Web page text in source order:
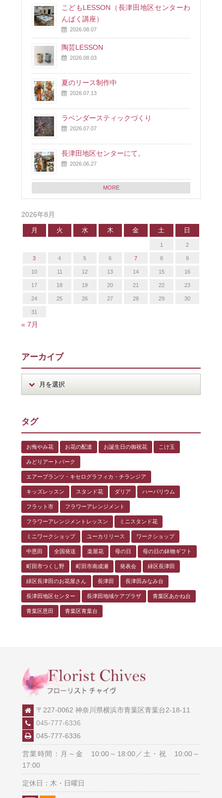
こどもLESSON（長津田地区センターわ
んぱく講座）
2026.08.07
陶芸LESSON
2026.08.03
夏のリース制作中
2026.07.13
ラベンダースティックづくり
2026.07.07
長津田地区センターにて。
2026.06.27
MORE
2026年8月
月 火 水 木 金 土 日
1 2
3 4 5 6 7 8 9
10 11 12 13 14 15 16
17 18 19 20 21 22 23
24 25 26 27 28 29 30
31
« 7月
アーカイブ
タグ
お悔やみ花 お花の配達 お誕生日の御祝花 こけ玉
みどりアートパーク
エアープランツ・キセログラフィカ・チランジア
キッズレッスン スタンド花 ダリア ハーバリウム
フラット市 フラワーアレンジメント
フラワーアレンジメントレッスン ミニスタンド花
ミニワークショップ ユーカリリース ワークショップ
中恩田 全国発送 楽屋花 母の日 母の日の鉢物ギフト
町田市つくし野 町田市南成瀬 発表会 緑区長津田
緑区長津田のお花屋さん 長津田 長津田みなみ台
長津田地区センター 長津田地域ケアプラザ 青葉区あかね台
青葉区恩田 青葉区青葉台
〒227-0062 神奈川県横浜市青葉区青葉台2-18-11
045-777-6336
045-777-6336
営業時間：月～金 10:00～18:00／土・祝 10:00～
17:00
定休日：木・日曜日